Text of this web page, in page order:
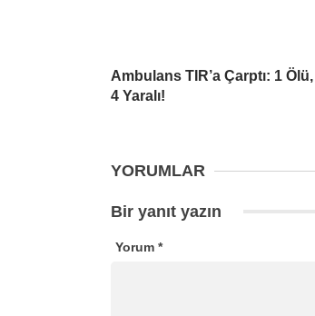
Ambulans TIR’a Çarptı: 1 Ölü,
4 Yaralı!
YORUMLAR
Bir yanıt yazın
Yorum *